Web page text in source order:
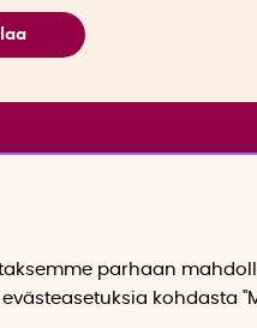
parhaan
kohdasta